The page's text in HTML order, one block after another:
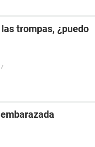
trompas, ¿puedo